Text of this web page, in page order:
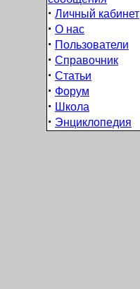
· Личный кабинет
· О нас
· Пользователи
· Справочник
· Статьи
· Форум
· Школа
· Энциклопедия